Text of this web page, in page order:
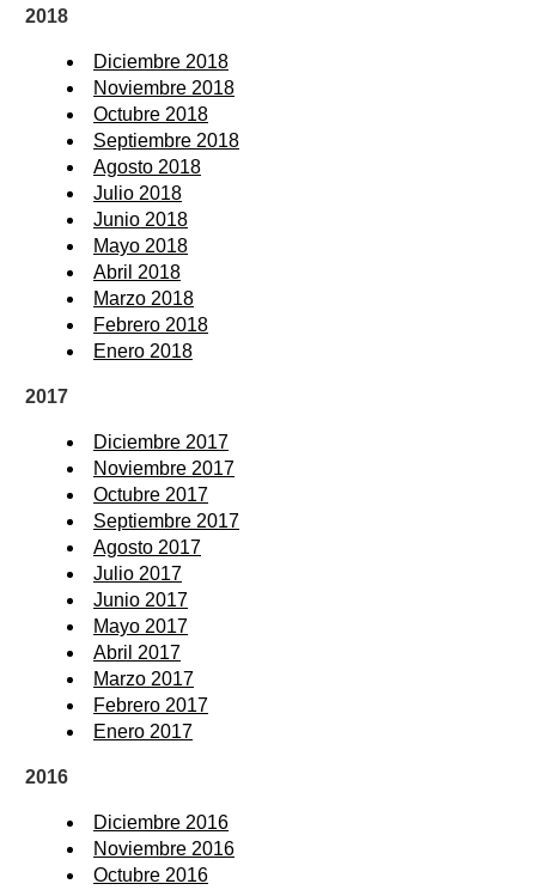
2018
Diciembre 2018
Noviembre 2018
Octubre 2018
Septiembre 2018
Agosto 2018
Julio 2018
Junio 2018
Mayo 2018
Abril 2018
Marzo 2018
Febrero 2018
Enero 2018
2017
Diciembre 2017
Noviembre 2017
Octubre 2017
Septiembre 2017
Agosto 2017
Julio 2017
Junio 2017
Mayo 2017
Abril 2017
Marzo 2017
Febrero 2017
Enero 2017
2016
Diciembre 2016
Noviembre 2016
Octubre 2016